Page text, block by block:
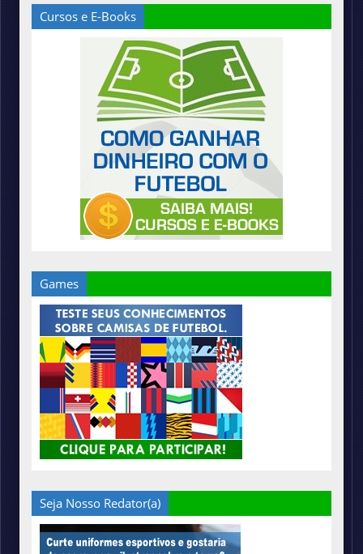
Cursos e E-Books
Games
Seja Nosso Redator(a)